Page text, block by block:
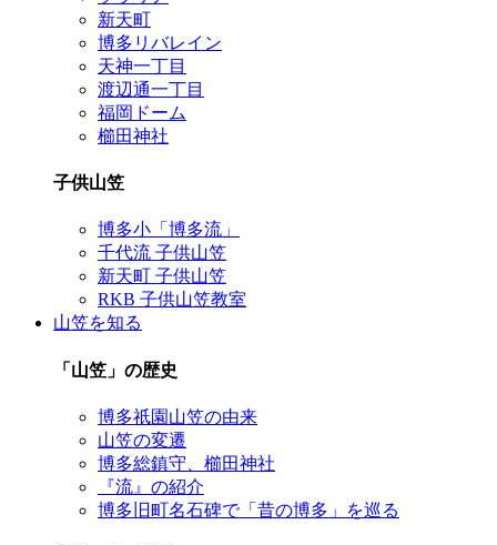
新天町
博多リバレイン
天神一丁目
渡辺通一丁目
福岡ドーム
櫛田神社
子供山笠
博多小「博多流」
千代流 子供山笠
新天町 子供山笠
RKB 子供山笠教室
山笠を知る
「山笠」の歴史
博多祇園山笠の由来
山笠の変遷
博多総鎮守、櫛田神社
『流』の紹介
博多旧町名石碑で「昔の博多」を巡る